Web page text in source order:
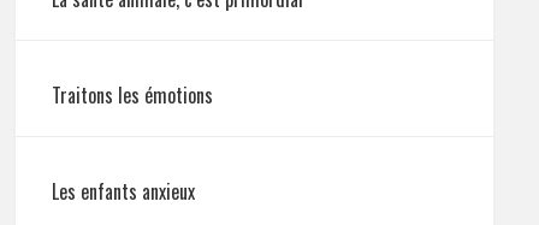
Traitons les émotions
Les enfants anxieux